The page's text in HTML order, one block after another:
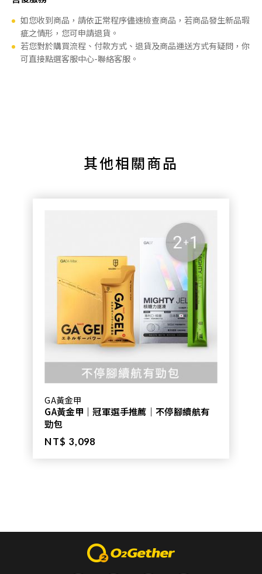
如您收到商品，請依正常程序儘速檢查商品，若商品發生新品瑕
疵之情形，您可申請退貨。
若您對於購買流程、付款方式、退貨及商品運送方式有疑問，你
可直接點選客服中心-聯絡客服。
其他相關商品
GA黃金甲
GA黃金甲｜冠軍選手推薦｜不停腳續航有
勁包
NT$ 3,098